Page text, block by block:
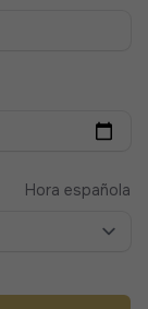
Hora española